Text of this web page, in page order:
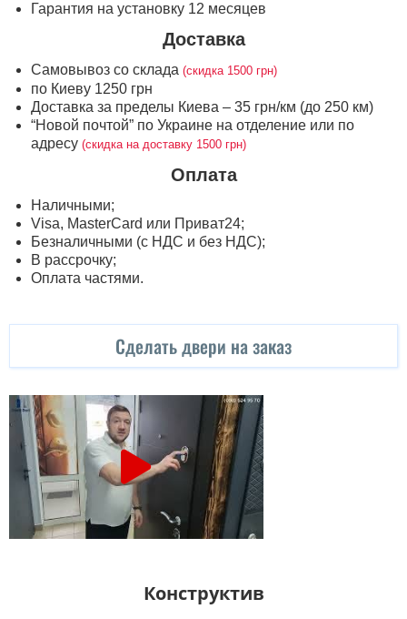
Гарантия на установку 12 месяцев
Доставка
Самовывоз со склада (скидка 1500 грн)
по Киеву 1250 грн
Доставка за пределы Киева – 35 грн/км (до 250 км)
“Новой почтой” по Украине на отделение или по
адресу (скидка на доставку 1500 грн)
Оплата
Наличными;
Visa, MasterСard или Приват24;
Безналичными (с НДС и без НДС);
В рассрочку;
Оплата частями.
Сделать двери на заказ
Конструктив